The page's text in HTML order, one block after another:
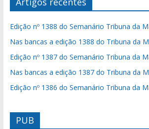
Edição nº 1388 do Semanário Tribuna da
Nas bancas a edição 1388 do Tribuna da
Edição nº 1387 do Semanário Tribuna da
Nas bancas a edição 1387 do Tribuna da
Edição nº 1386 do Semanário Tribuna da
PUB